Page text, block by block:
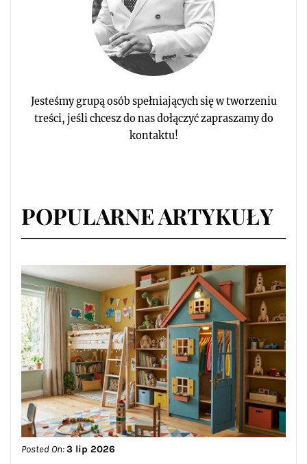
Jesteśmy grupą osób spełniających się w tworzeniu
treści, jeśli chcesz do nas dołączyć zapraszamy do
kontaktu!
POPULARNE ARTYKUŁY
Posted On:3 lip 2026